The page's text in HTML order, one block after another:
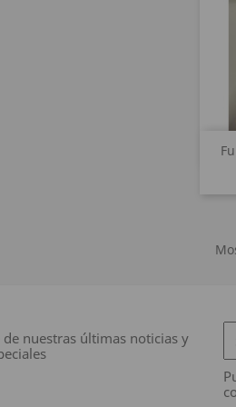
nuestras últimas noticias y